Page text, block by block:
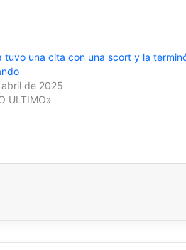
tuvo una cita con una scort y la
de 2025
ULTIMO»